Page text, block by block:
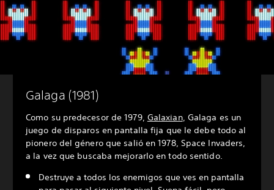
Galaga (1981)
Como su predecesor de 1979, Galaxian, Galaga es un
juego de disparos en pantalla fija que le debe todo al
pionero del género que salió en 1978, Space Invaders,
a la vez que buscaba mejorarlo en todo sentido.
Destruye a todos los enemigos que ves en pantalla